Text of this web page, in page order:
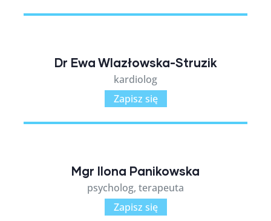
Dr Ewa Wlazłowska-Struzik
kardiolog
Zapisz się
Mgr Ilona Panikowska
psycholog, terapeuta
Zapisz się